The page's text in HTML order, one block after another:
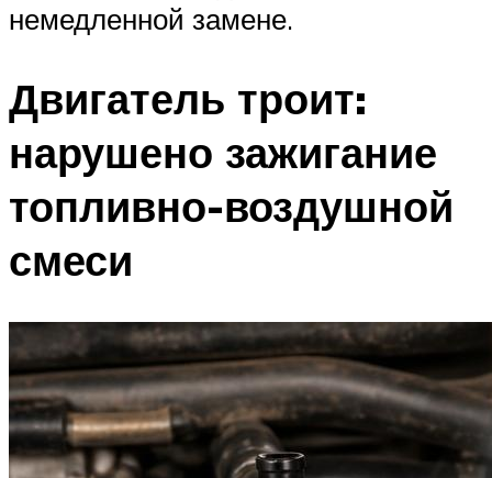
немедленной замене.
Двигатель троит:
нарушено зажигание
топливно-воздушной
смеси